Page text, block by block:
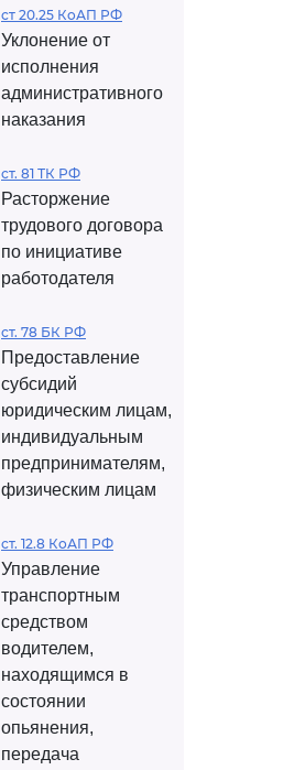
ст 20.25 КоАП РФ
Уклонение от
исполнения
административного
наказания
ст. 81 ТК РФ
Расторжение
трудового договора
по инициативе
работодателя
ст. 78 БК РФ
Предоставление
субсидий
юридическим лицам,
индивидуальным
предпринимателям,
физическим лицам
ст. 12.8 КоАП РФ
Управление
транспортным
средством
водителем,
находящимся в
состоянии
опьянения,
передача